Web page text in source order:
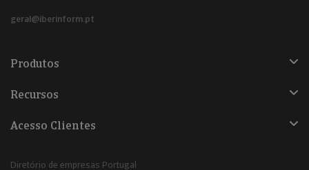
geral@iberinform.pt
Produtos
Recursos
Acesso Clientes
Diretório de empresas Portugal